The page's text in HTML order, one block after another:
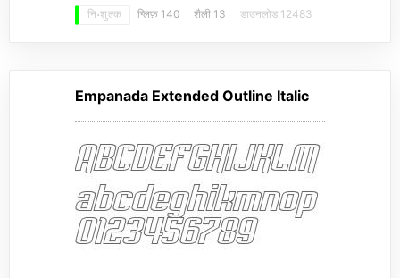
नि: शुल्क ग्लिफ़ 140 शैली 13 डाउनलोड 12483
Empanada Extended Outline Italic